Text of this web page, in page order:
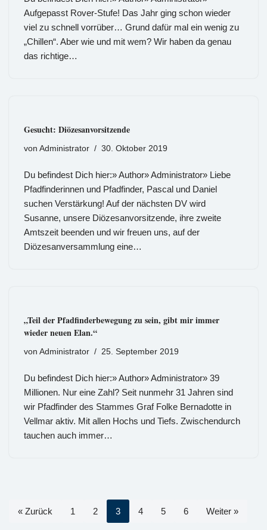
Aufgepasst Rover-Stufe! Das Jahr ging schon wieder
viel zu schnell vorrüber… Grund dafür mal ein wenig zu
„Chillen“. Aber wie und mit wem? Wir haben da genau
das richtige…
Gesucht: Diözesanvorsitzende
von Administrator 30. Oktober 2019
Du befindest Dich hier:» Author» Administrator» Liebe
Pfadfinderinnen und Pfadfinder, Pascal und Daniel
suchen Verstärkung! Auf der nächsten DV wird
Susanne, unsere Diözesanvorsitzende, ihre zweite
Amtszeit beenden und wir freuen uns, auf der
Diözesanversammlung eine…
„Teil der Pfadfinderbewegung zu sein, gibt mir immer
wieder neuen Elan.“
von Administrator 25. September 2019
Du befindest Dich hier:» Author» Administrator» 39
Millionen. Nur eine Zahl? Seit nunmehr 31 Jahren sind
wir Pfadfinder des Stammes Graf Folke Bernadotte in
Vellmar aktiv. Mit allen Hochs und Tiefs. Zwischendurch
tauchen auch immer…
« Zurück 1 2 3 4 5 6 Weiter »